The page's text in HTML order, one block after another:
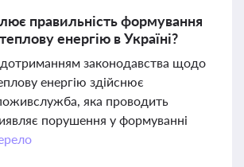
правильність формування
енергію в Україні?
законодавства щодо
енергію здійснює
яка проводить
порушення у формуванні